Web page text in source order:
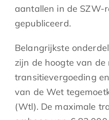
aantallen in de SZW-
gepubliceerd.
Belangrijkste
zijn de hoogte van de
transitievergoeding
van de Wet
(Wtl). De maximale